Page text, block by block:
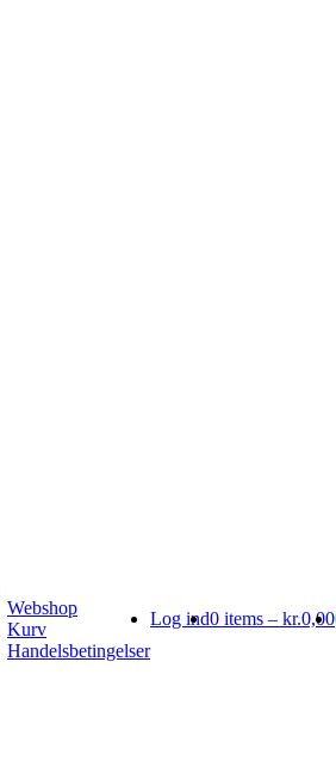
Webshop
Kurv
Handelsbetingelser
Log ind0 items – kr.0,00